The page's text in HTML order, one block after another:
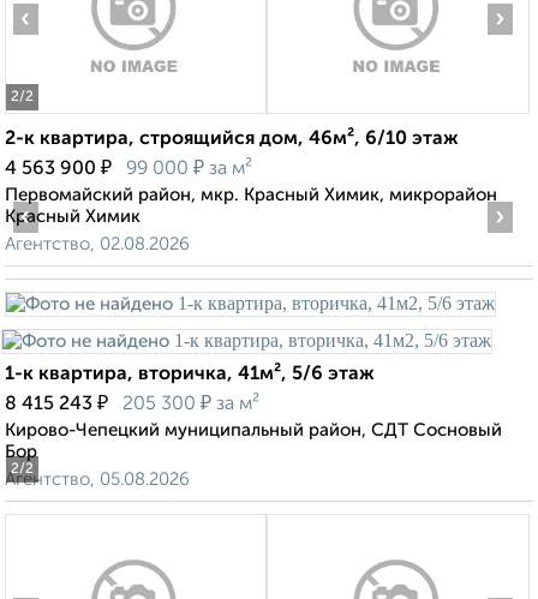
2/2
‹ ›
2-к квартира, строящийся дом, 46м², 6/10 этаж
4 563 900 ₽ 99 000 ₽ за м²
Первомайский район, мкр. Красный Химик, микрорайон
Красный Химик
Агентство, 02.08.2026
2/2
‹ ›
1-к квартира, вторичка, 41м², 5/6 этаж
8 415 243 ₽ 205 300 ₽ за м²
Кирово-Чепецкий муниципальный район, СДТ Сосновый
Бор
Агентство, 05.08.2026